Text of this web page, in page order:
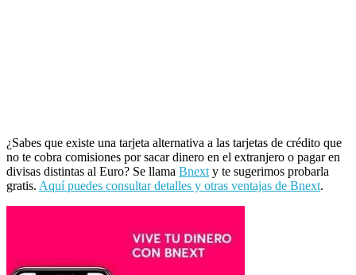
¿Sabes que existe una tarjeta alternativa a las tarjetas de crédito que
no te cobra comisiones por sacar dinero en el extranjero o pagar en
divisas distintas al Euro? Se llama Bnext y te sugerimos probarla
gratis. Aquí puedes consultar detalles y otras ventajas de Bnext.